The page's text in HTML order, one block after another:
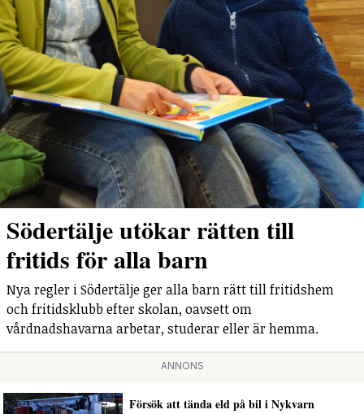
Södertälje utökar rätten till
fritids för alla barn
Nya regler i Södertälje ger alla barn rätt till fritidshem
och fritidsklubb efter skolan, oavsett om
vårdnadshavarna arbetar, studerar eller är hemma.
ANNONS
Försök att tända eld på bil i Nykvarn